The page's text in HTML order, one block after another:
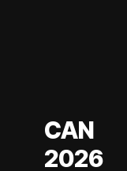
CAN
2026